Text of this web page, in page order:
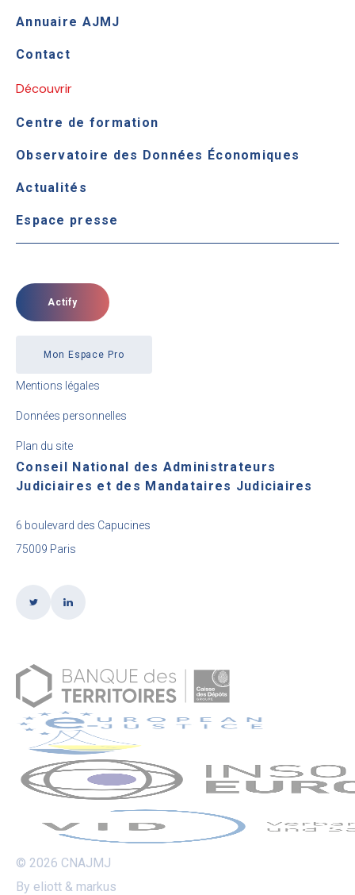
Annuaire AJMJ
Contact
Découvrir
Centre de formation
Observatoire des Données Économiques
Actualités
Espace presse
Actify
Mon Espace Pro
Mentions légales
Données personnelles
Plan du site
Conseil National des Administrateurs
Judiciaires et des Mandataires Judiciaires
6 boulevard des Capucines
75009 Paris
© 2026 CNAJMJ
By eliott & markus